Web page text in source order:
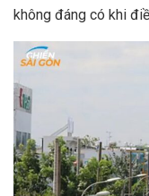
không đáng có khi